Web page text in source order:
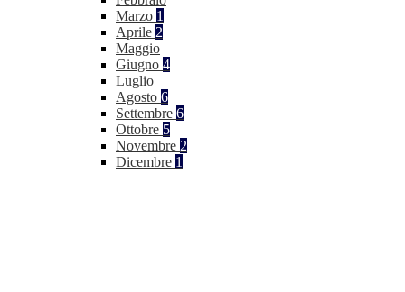
Marzo 1
Aprile 2
Maggio
Giugno 4
Luglio
Agosto 6
Settembre 6
Ottobre 5
Novembre 2
Dicembre 1